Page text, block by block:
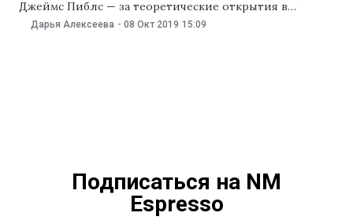
Джеймс Пиблс — за теоретические открытия в
области физической космологии, а также Мишель
Майор и Дидье Кело — за открытие экзопланеты,
Дарья Алексеева - 08 Окт 2019 15:09
Подписаться на NM
Espresso